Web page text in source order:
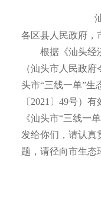
各区县人民政府，
根据《汕头经济
（汕头市人民政
头市“三线一单”生
〔2021〕49号）
《汕头市“三线一
发给你们，请认真
题，请径向市生态